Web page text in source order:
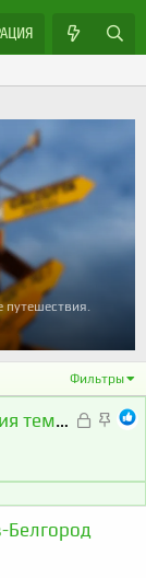
МАСТЕРОВ
путешествия.
Фильтры
З
р
ы
т
З
р
е
разделе
Белгород